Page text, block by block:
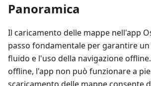
Panoramica
Il caricamento delle mappe nell'app
passo fondamentale per garantire
fluido e l'uso della navigazione
offline, l'app non può funzionare a